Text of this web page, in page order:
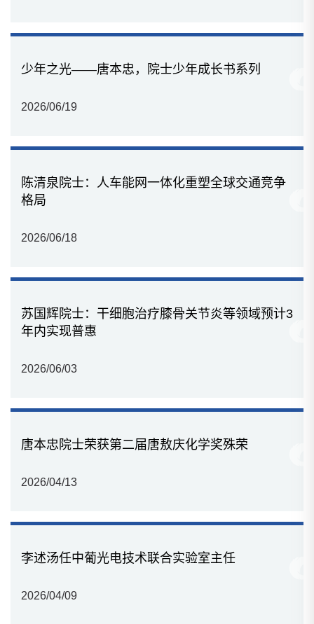
少年之光——唐本忠，院士少年成长书系列
2026/06/19
陈清泉院士：人车能网一体化重塑全球交通竞争
格局
2026/06/18
苏国辉院士：干细胞治疗膝骨关节炎等领域预计3
年内实现普惠
2026/06/03
唐本忠院士荣获第二届唐敖庆化学奖殊荣
2026/04/13
李述汤任中葡光电技术联合实验室主任
2026/04/09